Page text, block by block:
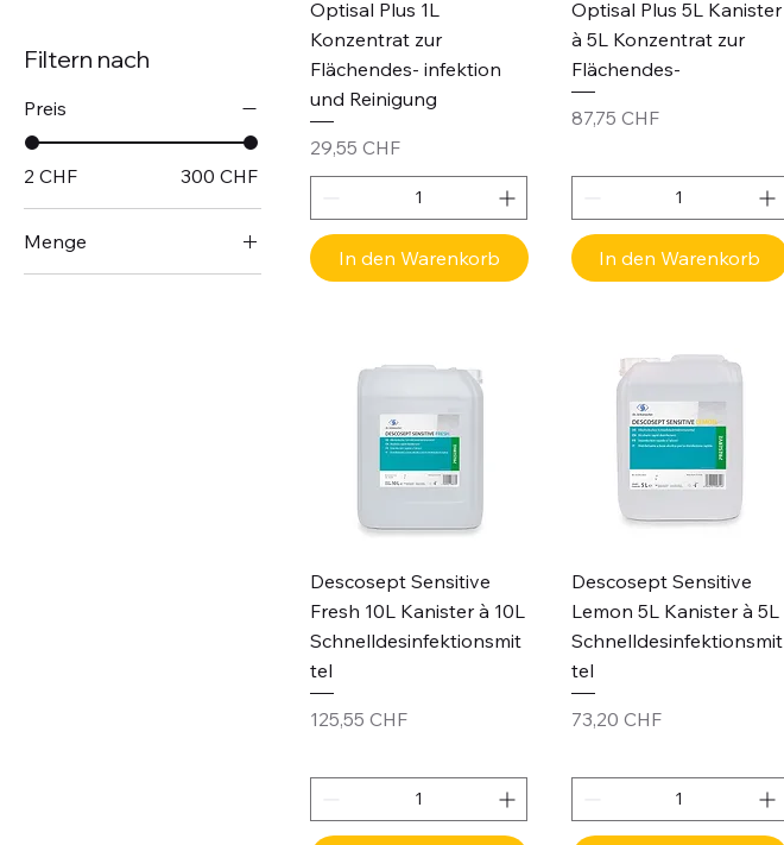
Filtern nach
Preis
2 CHF 300 CHF
Menge
Optisal Plus 1L
Konzentrat zur
Flächendes- infektion
und Reinigung
Preis
29,55 CHF
In den Warenkorb
Optisal Plus 5L Kanister
à 5L Konzentrat zur
Flächendes-
Preis
87,75 CHF
In den Warenkorb
Descosept Sensitive
Fresh 10L Kanister à 10L
Schnelldesinfektionsmit
tel
Preis
125,55 CHF
Descosept Sensitive
Lemon 5L Kanister à 5L
Schnelldesinfektionsmit
tel
Preis
73,20 CHF